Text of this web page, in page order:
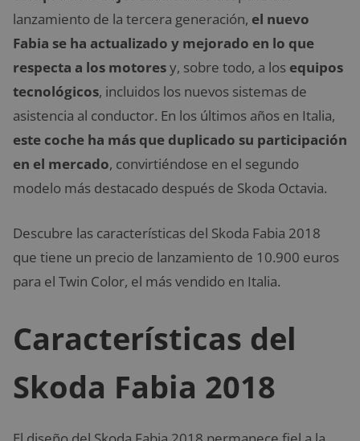
lanzamiento de la tercera generación, el nuevo
Fabia se ha actualizado y mejorado en lo que
respecta a los motoresy, sobre todo, a los equipos
tecnológicos, incluidos los nuevos sistemas de
asistencia al conductor. En los últimos años en Italia,
este coche ha más que duplicado su participación
en el mercado, convirtiéndose en el segundo
modelo más destacado después de Skoda Octavia.
Descubre las características del Skoda Fabia 2018
que tiene un precio de lanzamiento de 10.900 euros
para el Twin Color, el más vendido en Italia.
Características del
Skoda Fabia 2018